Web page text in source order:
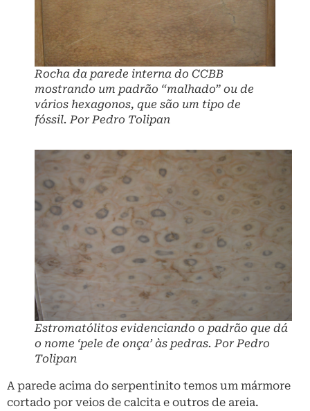
Rocha da parede interna do CCBB
mostrando um padrão “malhado” ou de
vários hexagonos, que são um tipo de
fóssil. Por Pedro Tolipan
Estromatólitos evidenciando o padrão que dá
o nome ‘pele de onça’ às pedras. Por Pedro
Tolipan
A parede acima do serpentinito temos um mármore
cortado por veios de calcita e outros de areia.